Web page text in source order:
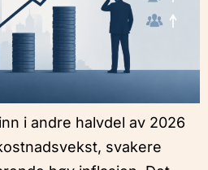
i andre halvdel av 2026
svakere